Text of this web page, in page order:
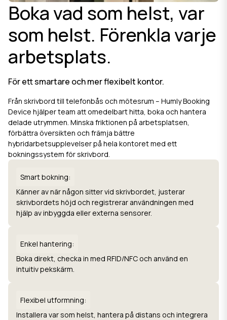
Boka vad som helst, var
som helst. Förenkla varje
arbetsplats.
För ett smartare och mer flexibelt kontor.
Från skrivbord till telefonbås och mötesrum – Humly Booking
Device hjälper team att omedelbart hitta, boka och hantera
delade utrymmen. Minska friktionen på arbetsplatsen,
förbättra översikten och främja bättre
hybridarbetsupplevelser på hela kontoret med ett
bokningssystem för skrivbord.
Smart bokning:
Känner av när någon sitter vid skrivbordet, justerar
skrivbordets höjd och registrerar användningen med
hjälp av inbyggda eller externa sensorer.
Enkel hantering:
Boka direkt, checka in med RFID/NFC och använd en
intuitiv pekskärm.
Flexibel utformning:
Installera var som helst, hantera på distans och integrera